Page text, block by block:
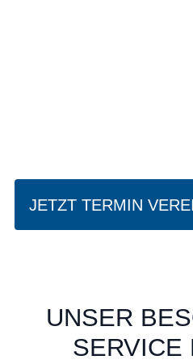
JETZT TERMIN
UNSER
SERVICE